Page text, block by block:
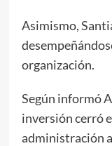
Asimismo,
organización.
Según informó
inversión cerró
administración